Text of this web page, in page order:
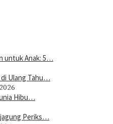
untuk Anak: 5…
Ulang Tahu…
Hibu…
Periks…